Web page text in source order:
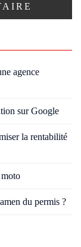
agence
sur Google
la rentabilité
du permis ?